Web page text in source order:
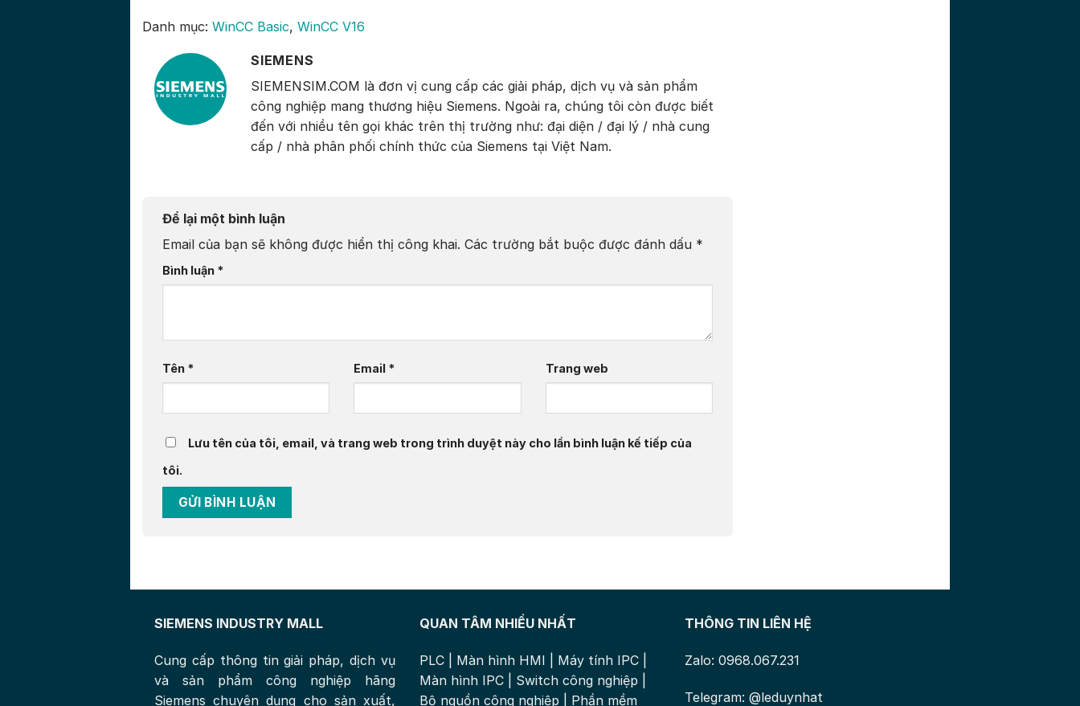
Danh mục: WinCC Basic, WinCC V16
SIEMENS
SIEMENSIM.COM là đơn vị cung cấp các giải pháp, dịch vụ và sản phẩm
công nghiệp mang thương hiệu Siemens. Ngoài ra, chúng tôi còn được biết
đến với nhiều tên gọi khác trên thị trường như: đại diện / đại lý / nhà cung
cấp / nhà phân phối chính thức của Siemens tại Việt Nam.
Để lại một bình luận
Email của bạn sẽ không được hiển thị công khai. Các trường bắt buộc được đánh dấu *
Bình luận *
Tên * Email * Trang web
Lưu tên của tôi, email, và trang web trong trình duyệt này cho lần bình luận kế tiếp của
tôi.
SIEMENS INDUSTRY MALL
Cung cấp thông tin giải pháp, dịch vụ
và sản phẩm công nghiệp hãng
Siemens chuyên dụng cho sản xuất,
QUAN TÂM NHIỀU NHẤT
PLC Màn hình HMI Máy tính IPC
Màn hình IPC
Switch công nghiệp
Bộ nguồn công nghiệp
Phần mềm
THÔNG TIN LIÊN HỆ
Zalo: 0968.067.231
Telegram: @leduynhat